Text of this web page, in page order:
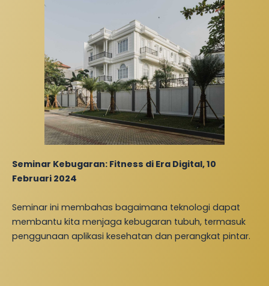
Seminar Kebugaran: Fitness di Era Digital, 10
Februari 2024
Seminar ini membahas bagaimana teknologi dapat
membantu kita menjaga kebugaran tubuh, termasuk
penggunaan aplikasi kesehatan dan perangkat pintar.